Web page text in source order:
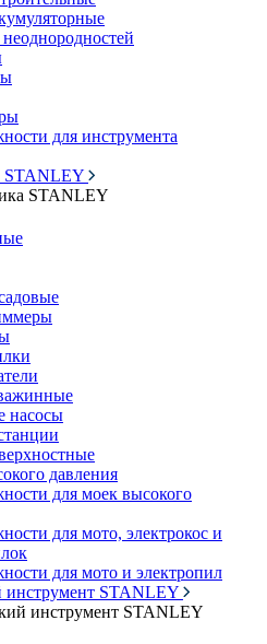
для инструмента
STANLEY
STANLEY
насосы
давления
для моек высокого
для мото, электрокос и
для мото и электропил
инструмент STANLEY
инструмент STANLEY